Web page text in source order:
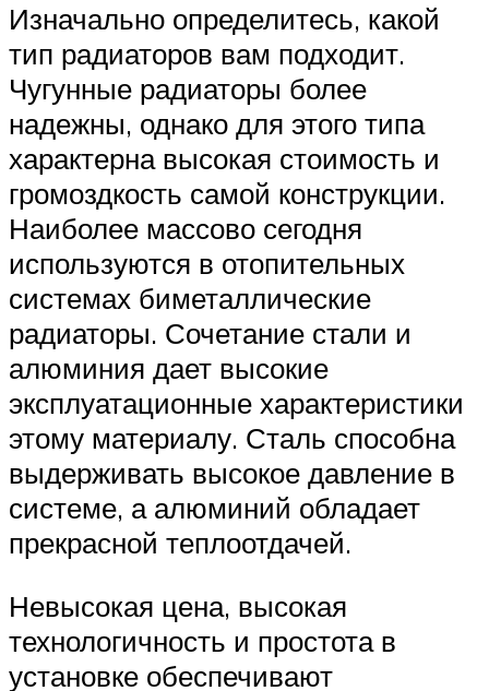
Изначально определитесь, какой
тип радиаторов вам подходит.
Чугунные радиаторы более
надежны, однако для этого типа
характерна высокая стоимость и
громоздкость самой конструкции.
Наиболее массово сегодня
используются в отопительных
системах биметаллические
радиаторы. Сочетание стали и
алюминия дает высокие
эксплуатационные характеристики
этому материалу. Сталь способна
выдерживать высокое давление в
системе, а алюминий обладает
прекрасной теплоотдачей.
Невысокая цена, высокая
технологичность и простота в
установке обеспечивают